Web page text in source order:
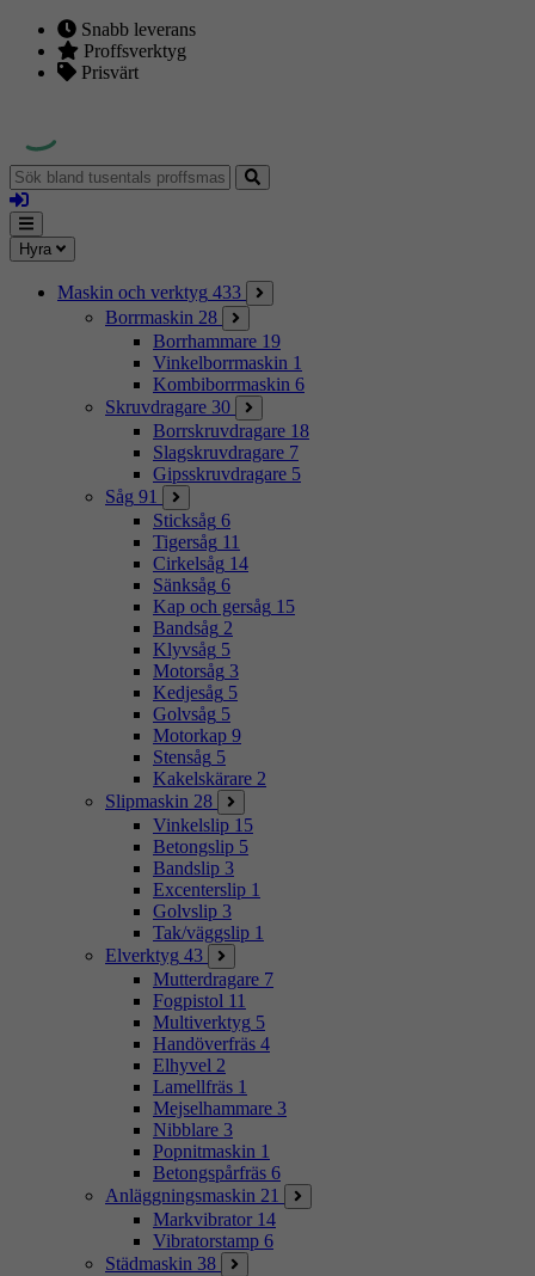
Snabb leverans
Proffsverktyg
Prisvärt
Sök
bland
tusentals
proffsmaskiner
Logga
in
Mina
sidor
Meny
Hyra
Maskin och verktyg 433
Borrmaskin 28
Borrhammare 19
Vinkelborrmaskin 1
Kombiborrmaskin 6
Skruvdragare 30
Borrskruvdragare 18
Slagskruvdragare 7
Gipsskruvdragare 5
Såg 91
Sticksåg 6
Tigersåg 11
Cirkelsåg 14
Sänksåg 6
Kap och gersåg 15
Bandsåg 2
Klyvsåg 5
Motorsåg 3
Kedjesåg 5
Golvsåg 5
Motorkap 9
Stensåg 5
Kakelskärare 2
Slipmaskin 28
Vinkelslip 15
Betongslip 5
Bandslip 3
Excenterslip 1
Golvslip 3
Tak/väggslip 1
Elverktyg 43
Mutterdragare 7
Fogpistol 11
Multiverktyg 5
Handöverfräs 4
Elhyvel 2
Lamellfräs 1
Mejselhammare 3
Nibblare 3
Popnitmaskin 1
Betongspårfräs 6
Anläggningsmaskin 21
Markvibrator 14
Vibratorstamp 6
Städmaskin 38